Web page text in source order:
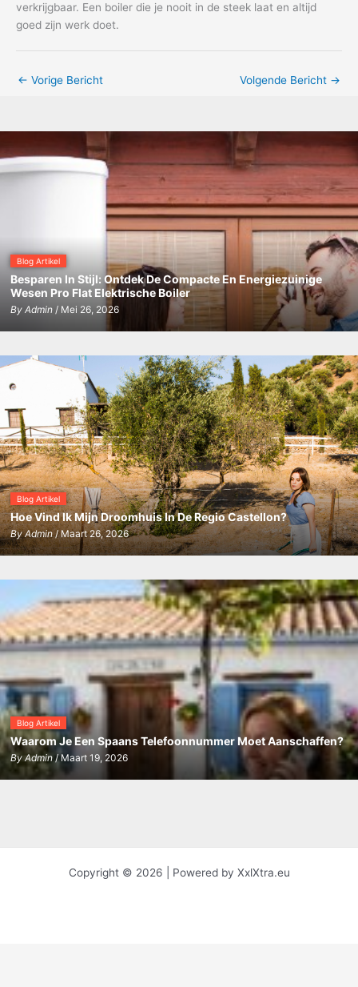
verkrijgbaar. Een boiler die je nooit in de steek laat en altijd
goed zijn werk doet.
← Vorige Bericht Volgende Bericht →
Blog Artikel
Besparen In Stijl: Ontdek De Compacte En Energiezuinige
Wesen Pro Flat Elektrische Boiler
By Admin/ Mei 26, 2026
Blog Artikel
Hoe Vind Ik Mijn Droomhuis In De Regio Castellon?
ByAdmin/ Maart 26, 2026
Blog Artikel
Waarom Je Een Spaans Telefoonnummer Moet Aanschaffen?
By Admin/ Maart 19, 2026
Copyright © 2026 | Powered by XxlXtra.eu